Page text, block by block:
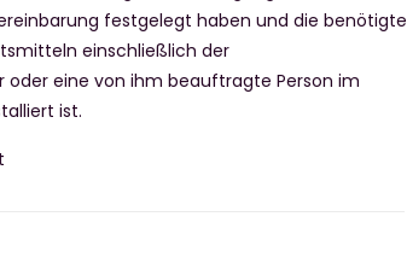
festgelegt haben und die benötigte
einschließlich der
eine von ihm beauftragte Person im
ist.